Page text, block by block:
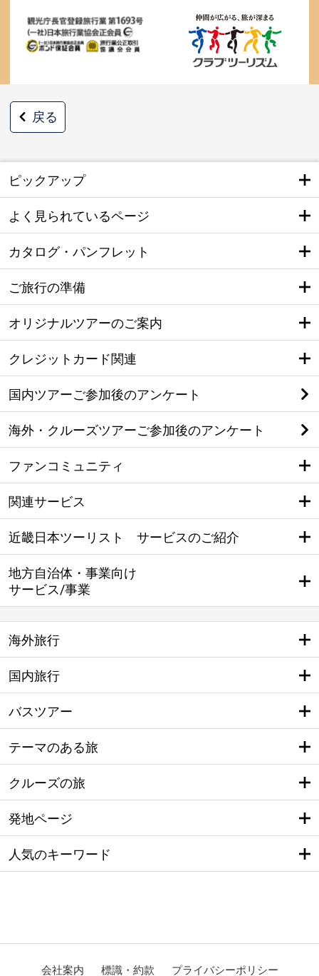
戻る
ピックアップ
よく見られているページ
カタログ・パンフレット
ご旅行の準備
オリジナルツアーのご案内
クレジットカード関連
国内ツアーご参加後のアンケート
海外・クルーズツアーご参加後のアンケート
ファンコミュニティ
関連サービス
近畿日本ツーリスト サービスのご紹介
地方自治体・事業向け
サービス/事業
海外旅行
国内旅行
バスツアー
テーマのある旅
クルーズの旅
発地ページ
人気のキーワード
会社案内 標識・約款 プライバシーポリシー